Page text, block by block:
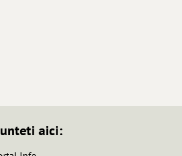
aici: